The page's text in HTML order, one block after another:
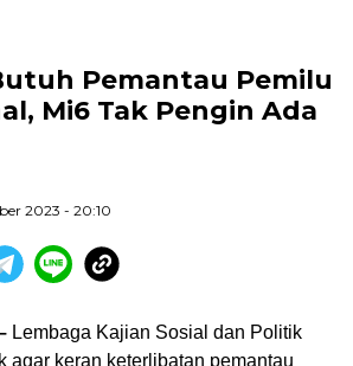
Pemantau Pemilu
Mi6 Tak Pengin Ada
2023 - 20:10
Lembaga Kajian Sosial dan Politik
agar keran keterlibatan pemantau